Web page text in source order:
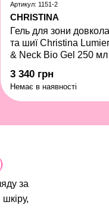
за
Артикул: 1151-2
CHRISTINA
Гель для зони
та шиї Christina
& Neck Bio Gel 250 мл
3 340 грн
Немає в наявності